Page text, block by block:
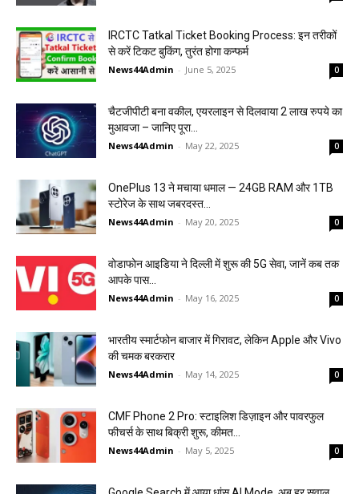
IRCTC Tatkal Ticket Booking Process: इन तरीकों
से करें टिकट बुकिंग, तुरंत होगा कन्फर्म
News44Admin - June 5, 2025 0
चैटजीपीटी बना वकील, एयरलाइन से दिलवाया 2 लाख रुपये का
मुआवजा – जानिए पूरा...
News44Admin - May 22, 2025 0
OnePlus 13 ने मचाया धमाल — 24GB RAM और 1TB
स्टोरेज के साथ जबरदस्त...
News44Admin - May 20, 2025 0
वोडाफोन आइडिया ने दिल्ली में शुरू की 5G सेवा, जानें कब तक
आपके पास...
News44Admin - May 16, 2025 0
भारतीय स्मार्टफोन बाजार में गिरावट, लेकिन Apple और Vivo
की चमक बरकरार
News44Admin - May 14, 2025 0
CMF Phone 2 Pro: स्टाइलिश डिज़ाइन और पावरफुल
फीचर्स के साथ बिक्री शुरू, कीमत...
News44Admin - May 5, 2025 0